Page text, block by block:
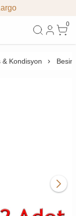
0
& Kondisyon Besin